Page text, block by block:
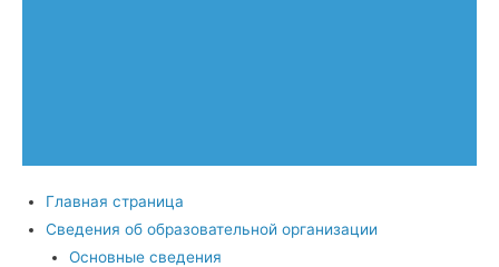
Главная страница
Сведения об образовательной организации
Основные сведения